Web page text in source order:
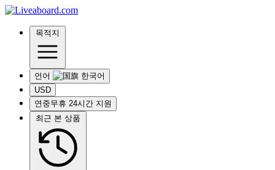
목적지
언어
USD
연중무휴 24시간 지원
최근 본 상품